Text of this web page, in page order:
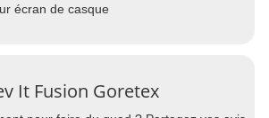
écran de casque
It Fusion Goretex